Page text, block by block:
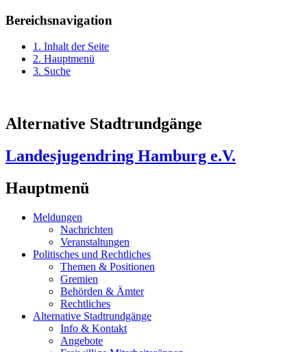
Bereichsnavigation
1. Inhalt der Seite
2. Hauptmenü
3. Suche
Alternative Stadtrundgänge
Landesjugendring Hamburg e.V.
Hauptmenü
Meldungen
Nachrichten
Veranstaltungen
Politisches und Rechtliches
Themen & Positionen
Gremien
Behörden & Ämter
Rechtliches
Alternative Stadtrundgänge
Info & Kontakt
Angebote